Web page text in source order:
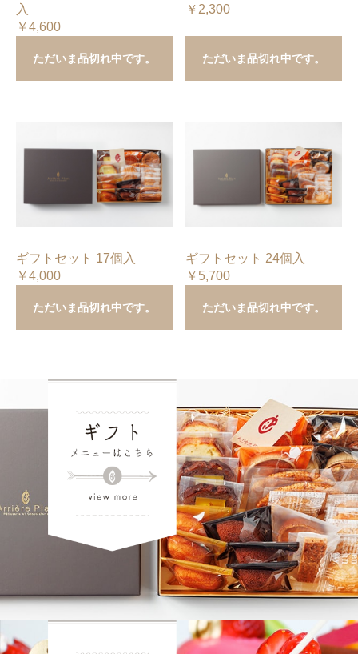
入
￥4,600
ただいま品切れ中です。
￥2,300
ただいま品切れ中です。
ギフトセット 17個入
￥4,000
ただいま品切れ中です。
ギフトセット 24個入
￥5,700
ただいま品切れ中です。